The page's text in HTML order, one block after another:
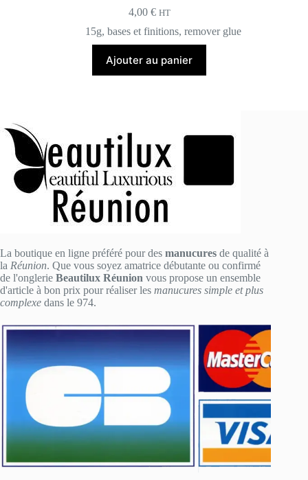
4,00 € HT
15g, bases et finitions, remover glue
Ajouter au panier
La boutique en ligne préféré pour des manucures de qualité à
la Réunion. Que vous soyez amatrice débutante ou confirmé
de l'onglerie Beautilux Réunion vous propose un ensemble
d'article à bon prix pour réaliser les manucures simple et plus
complexe dans le 974.